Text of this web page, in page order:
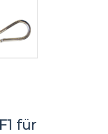
für